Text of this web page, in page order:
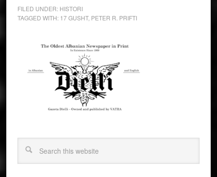
FILED UNDER: HISTORI
TAGGED WITH: 17 GUSHT, PETER R. PRIFTI